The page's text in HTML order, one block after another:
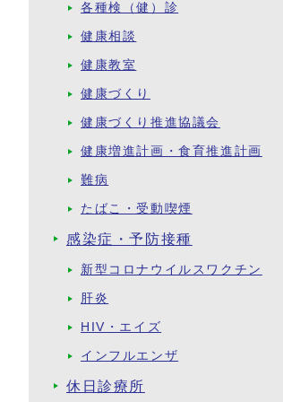
各種検（健）診
健康相談
健康教室
健康づくり
健康づくり推進協議会
健康増進計画・食育推進計画
難病
たばこ・受動喫煙
感染症・予防接種
新型コロナウイルスワクチン
肝炎
HIV・エイズ
インフルエンザ
休日診療所